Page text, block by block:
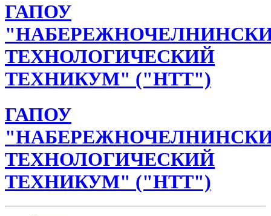
ГАПОУ
ТЕХНОЛОГИЧЕСКИЙ
ТЕХНИКУМ" ("НТТ")
ГАПОУ
ТЕХНОЛОГИЧЕСКИЙ
ТЕХНИКУМ" ("НТТ")